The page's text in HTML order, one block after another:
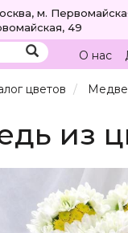
м.
49
О нас
цветов
из